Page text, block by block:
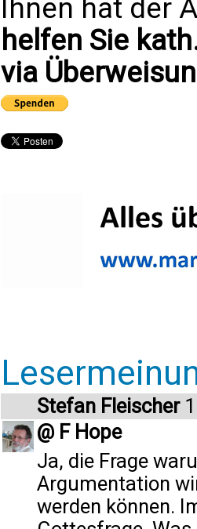
Ihnen hat der
helfen Sie
via
Stefan Fleischer
@ F Hope
Ja, die Frage
Argumentation
werden können.